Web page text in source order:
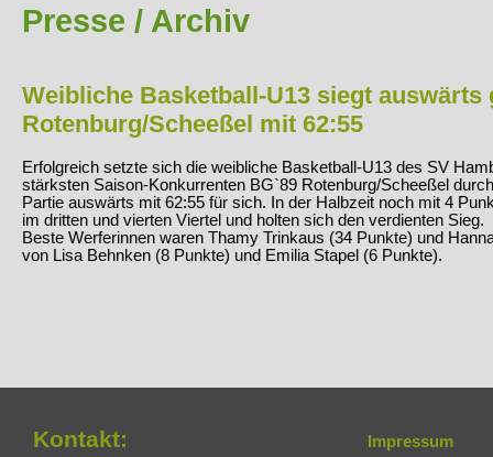
Presse / Archiv
Weibliche Basketball-U13 siegt auswärts
Rotenburg/Scheeßel mit 62:55
Erfolgreich setzte sich die weibliche Basketball-U13 des SV
stärksten Saison-Konkurrenten BG`89 Rotenburg/Scheeßel
Partie auswärts mit 62:55 für sich. In der Halbzeit noch mit 4
im dritten und vierten Viertel und holten sich den verdienten Sieg.
Beste Werferinnen waren Thamy Trinkaus (34 Punkte) und
von Lisa Behnken (8 Punkte) und Emilia Stapel (6 Punkte).
Kontakt:
Impressum